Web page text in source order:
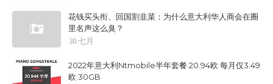
花钱买头衔、回国割韭菜：为什么意大利华人商会在圈
里名声这么臭？
30 七月
2022年意大利Ntmobile半年套餐 20.94欧 每月仅3.49
欧 30GB